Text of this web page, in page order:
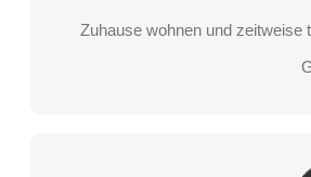
Zuhause wohnen und zeitweise